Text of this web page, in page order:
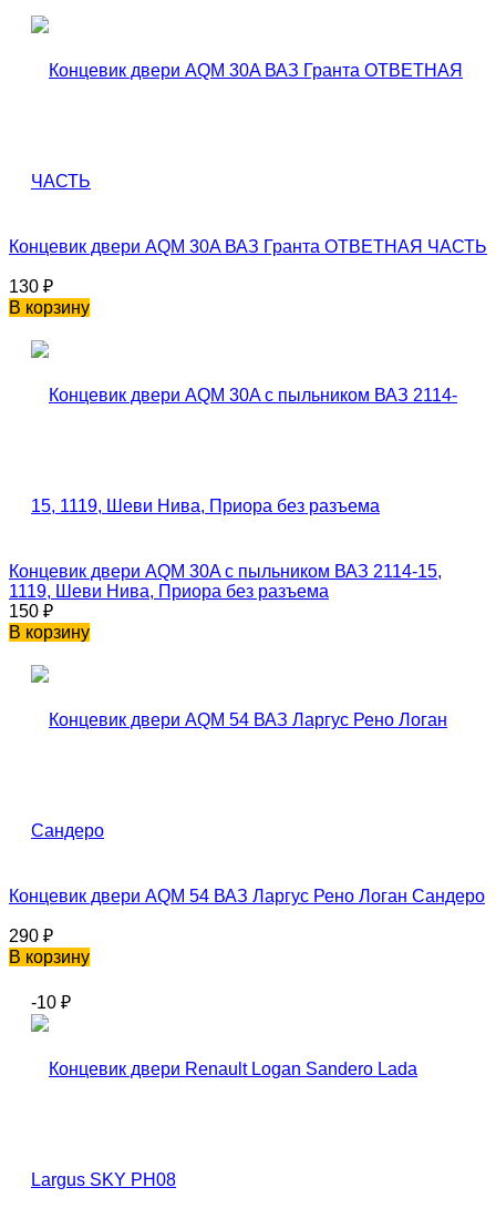
Концевик двери AQM 30A ВАЗ Гранта ОТВЕТНАЯ ЧАСТЬ
130 ₽
В корзину
Концевик двери AQM 30A с пыльником ВАЗ 2114-15,
1119, Шеви Нива, Приора без разъема
150 ₽
В корзину
Концевик двери AQM 54 ВАЗ Ларгус Рено Логан Сандеро
290 ₽
В корзину
-10 ₽